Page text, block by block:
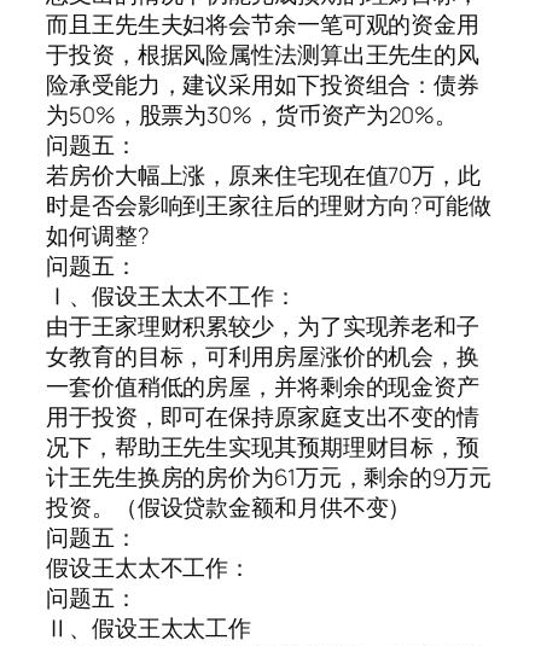
而且王先生夫妇将会节余一笔可观的资金用
于投资，根据风险属性法测算出王先生的风
险承受能力，建议采用如下投资组合：债券
为50%，股票为30%，货币资产为20%。
问题五：
若房价大幅上涨，原来住宅现在值70万，此
时是否会影响到王家往后的理财方向?可能做
如何调整?
问题五：
Ⅰ、假设王太太不工作：
由于王家理财积累较少，为了实现养老和子
女教育的目标，可利用房屋涨价的机会，换
一套价值稍低的房屋，并将剩余的现金资产
用于投资，即可在保持原家庭支出不变的情
况下，帮助王先生实现其预期理财目标，预
计王先生换房的房价为61万元，剩余的9万元
投资。（假设贷款金额和月供不变）
问题五：
假设王太太不工作：
问题五：
Ⅱ、假设王太太工作